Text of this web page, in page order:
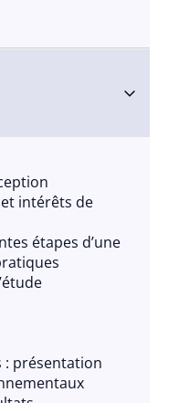
intérêts de
étapes d’une
: présentation